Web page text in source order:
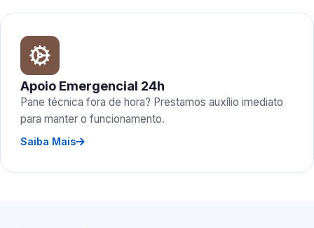
Apoio Emergencial 24h
Pane técnica fora de hora? Prestamos auxílio imediato
para manter o funcionamento.
Saiba Mais